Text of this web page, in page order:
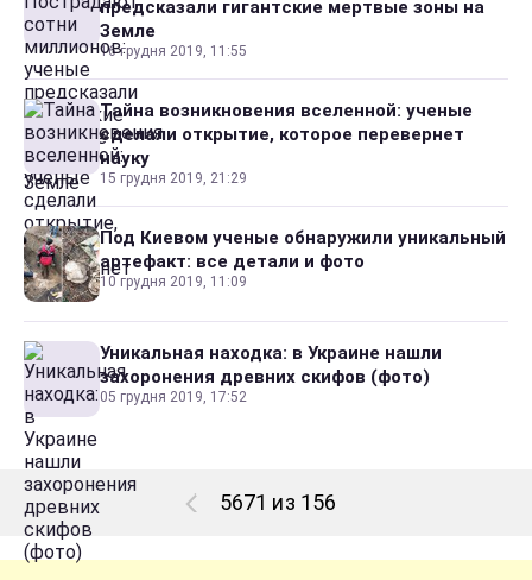
предсказали гигантские мертвые зоны на
Земле
16 грудня 2019, 11:55
Тайна возникновения вселенной: ученые
сделали открытие, которое перевернет
науку
15 грудня 2019, 21:29
Под Киевом ученые обнаружили уникальный
артефакт: все детали и фото
10 грудня 2019, 11:09
Уникальная находка: в Украине нашли
захоронения древних скифов (фото)
05 грудня 2019, 17:52
5671 из 156